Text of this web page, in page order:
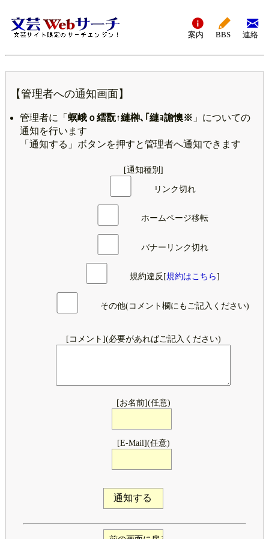
案内 BBS 連絡
【管理者への通知画面】
管理者に「 螟峨ｏ繧翫↑縺榊､｢縺ｮ譫懊※ 」についての
通知を行います
「通知する」ボタンを押すと管理者へ通知できます
[通知種別]
リンク切れ
ホームページ移転
バナーリンク切れ
規約違反[規約はこちら
その他(コメント欄にもご記入ください)
[コメント](必要があればご記入ください)
[お名前](任意)
[E-Mail](任意)